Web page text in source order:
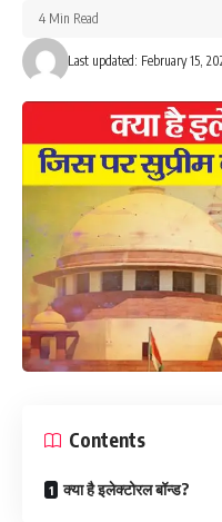
Last updated: February 15,
4 Min Read
Contents
क्या है इलेक्टोरल बॉन्ड?